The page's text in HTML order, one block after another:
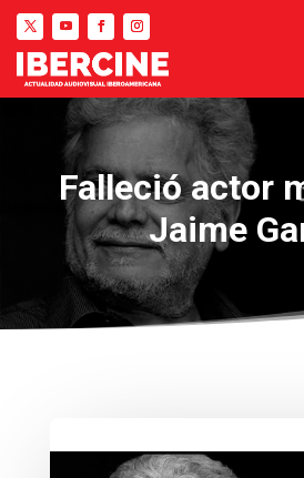
Falleció actor
Jaime